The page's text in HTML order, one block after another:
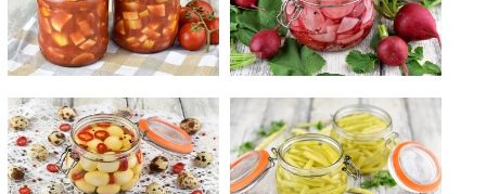
Dovlecei in suc de rosii, la
borcan
Ridichi murate